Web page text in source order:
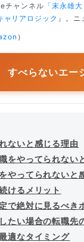
チャンネル 「末永雄
ャリアロジック』 。ニ
）
すべらないエー
ないと感じる理由
をやってられない
やってられないと
けるメリット
で絶対に見るべき
たい場合の転職先
適なタイミング